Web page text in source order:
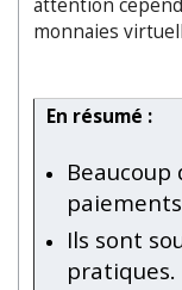
attention
monnaies
En résumé :
Beaucoup
Ils sont
pratiques.